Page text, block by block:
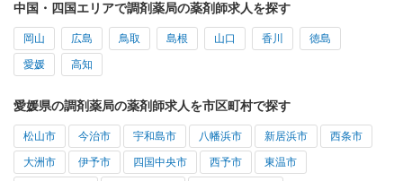
中国・四国エリアで調剤薬局の薬剤師求人を探す
岡山 広島 鳥取 島根 山口 香川 徳島
愛媛 高知
愛媛県の調剤薬局の薬剤師求人を市区町村で探す
松山市 今治市 宇和島市 八幡浜市 新居浜市 西条市
大洲市 伊予市 四国中央市 西予市 東温市